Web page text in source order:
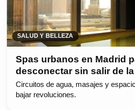
SALUD Y BELLEZA
Spas urbanos en Madrid
desconectar sin salir de
Circuitos de agua, masajes y
bajar revoluciones.